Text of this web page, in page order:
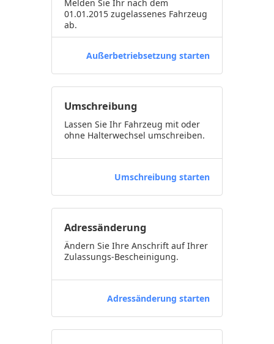
Melden Sie Ihr nach dem
01.01.2015 zugelassenes Fahrzeug
ab.
Außerbetriebsetzung starten
Umschreibung
Lassen Sie Ihr Fahrzeug mit oder
ohne Halterwechsel umschreiben.
Umschreibung starten
Adressänderung
Ändern Sie Ihre Anschrift auf Ihrer
Zulassungs-Bescheinigung.
Adressänderung starten